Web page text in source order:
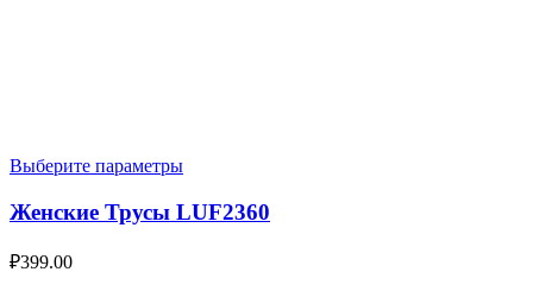
Выберите параметры
Женские Трусы LUF2360
₽399.00